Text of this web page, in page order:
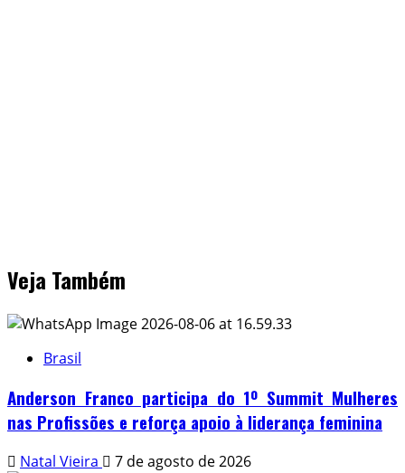
Veja Também
Brasil
Anderson Franco participa do 1º Summit Mulheres
nas Profissões e reforça apoio à liderança feminina
Natal Vieira 7 de agosto de 2026